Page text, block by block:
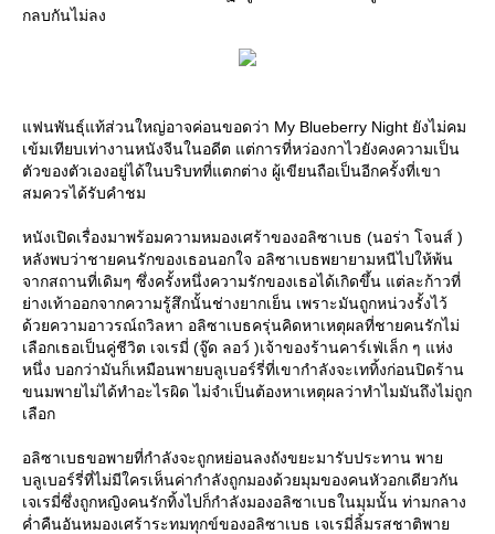
กลบกันไม่ลง
ฟนพันธุ์แท้ส่วนใหญ่อาจค่อนขอดว่า My Blueberry Night ยังไม่คม
เข้มเทียบเท่างานหนังจีนในอดีต แต่การที่หว่องกาไวยังคงความเป็น
ตัวของตัวเองอยู่ได้ในบริบทที่แตกต่าง ผู้เขียนถือเป็นอีกครั้งที่เขา
สมควรได้รับคำชม
หนังเปิดเรื่องมาพร้อมความหมองเศร้าของอลิซาเบธ (นอร่า โจนส์ )
หลังพบว่าชายคนรักของเธอนอกใจ อลิซาเบธพยายามหนีไปให้พ้น
จากสถานที่เดิมๆ ซึ่งครั้งหนึ่งความรักของเธอได้เกิดขึ้น แต่ละก้าวที่
่างเท้าออกจากความรู้สึกนั้นช่างยากเย็น เพราะมันถูกหน่วงรั้งไว้
ด้วยความอาวรณ์ถวิลหา อลิซาเบธครุ่นคิดหาเหตุผลที่ชายคนรักไม่
เลือกเธอเป็นคู่ชีวิต เจเรมี่ (จู๊ด ลอว์ )เจ้าของร้านคาร์เฟ่เล็ก ๆ แห่ง
หนึ่ง บอกว่ามันก็เหมือนพายบลูเบอร์รี่ที่เขากำลังจะเททิ้งก่อนปิดร้าน
ขนมพายไม่ได้ทำอะไรผิด ไม่จำเป็นต้องหาเหตุผลว่าทำไมมันถึงไม่ถูก
เลือก
อลิซาเบธขอพายที่กำลังจะถูกหย่อนลงถังขยะมารับประทาน พา
บลูเบอร์รี่ที่ไม่มีใครเห็นค่ากำลังถูกมองด้วยมุมของคนหัวอกเดียวกัน
เจเรมี่ซึ่งถูกหญิงคนรักทิ้งไปก็กำลังมองอลิซาเบธในมุมนั้น ท่ามกลาง
ค่ำคืนอันหมองเศร้าระทมทุกข์ของอลิซาเบธ เจเรมี่ลิ้มรสชาติพา